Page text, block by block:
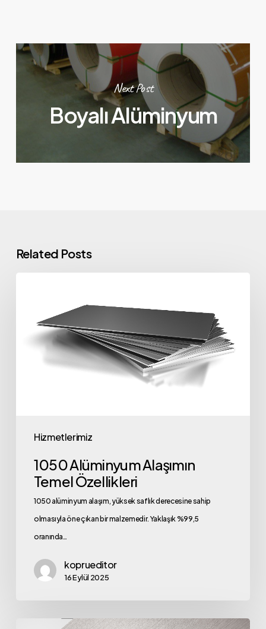
Next Post
Boyalı Alüminyum
Related Posts
Hizmetlerimiz
Alaşımın
Temel
Özellikleri
1050 Alüminyum Alaşımın
Temel Özellikleri
1050 alüminyum alaşım, yüksek saflık derecesine sahip
olmasıyla öne çıkan bir malzemedir. Yaklaşık %99,5
oranında…
koprueditor
16 Eylül 2025